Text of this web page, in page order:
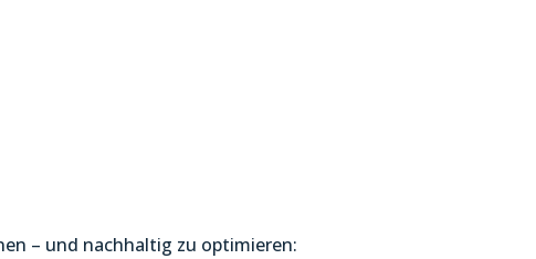
– und nachhaltig zu optimieren: